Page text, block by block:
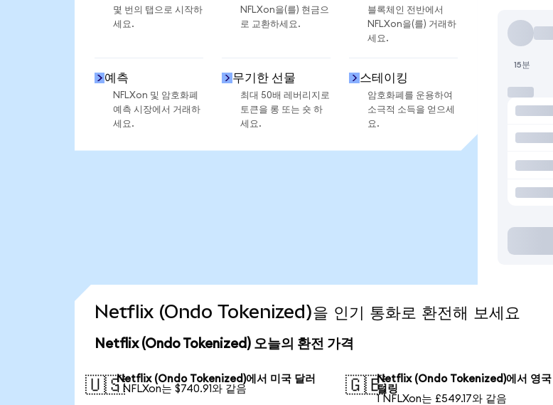
몇 번의 탭으로 시작하
세요.
NFLXon을(를) 현금으
로 교환하세요.
블록체인 전반에서
NFLXon을(를) 거래하
세요.
예측
NFLXon 및 암호화폐
예측 시장에서 거래하
세요.
무기한 선물
최대 50배 레버리지로
토큰을 롱 또는 숏 하
세요.
스테이킹
암호화폐를 운용하여
소극적 소득을 얻으세
요.
15분
Netflix (Ondo Tokenized)을 인기 통화로 환전해 보세요
Netflix (Ondo Tokenized) 오늘의 환전 가격
🇺🇸Netflix (Ondo Tokenized)에서 미국 달러
1 NFLXon는 $740.91와 같음
🇬🇧Netflix (Ondo Tokenized)에서 영국
털링
1 NFLXon는 £549.17와 같음